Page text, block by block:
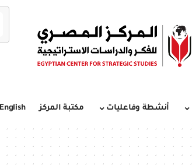
أنشطة وفاعليات مكتبة المركز English